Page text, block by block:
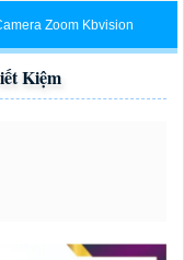
Zoom Kbvision
Kiệm